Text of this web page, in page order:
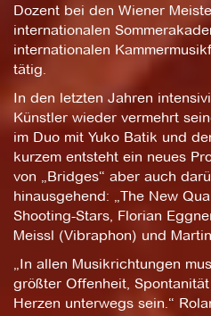
Dozent bei den Wiener
internationalen
internationalen
tätig.
In den letzten Jahren
Künstler wieder vermehrt
im Duo mit Yuko Batik und
kurzem entsteht ein neues
von „Bridges“ aber auch
hinausgehend: „The New
Shooting-Stars, Florian
Meissl (Vibraphon) und
„In allen Musikrichtungen
größter Offenheit,
Herzen unterwegs sein.“